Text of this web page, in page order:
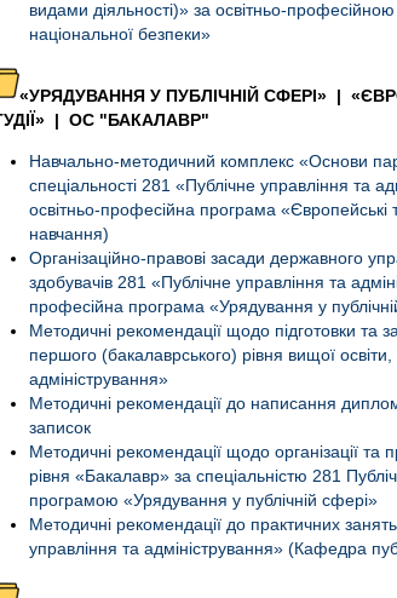
видами діяльності)» за освітньо-
національної безпеки»
«УРЯДУВАННЯ У ПУБЛІЧНІЙ СФЕРІ» |
| ОС "БАКАЛАВР"
Навчально-методичний комплекс «Основи
спеціальності 281 «Публічне управління та
освітньо-професійна програма «Європейські
навчання)
Організаційно-правові засади державного
здобувачів 281 «Публічне управління та
професійна програма «Урядування у
Методичні рекомендації щодо підготовки та
першого (бакалаврського) рівня вищої
адміністрування»
Методичні рекомендації до написання
записок
Методичні рекомендації щодо організації та
рівня «Бакалавр» за спеціальністю 281
програмою «Урядування у публічній сфері»
Методичні рекомендації до практичних
управління та адміністрування» (Кафедра